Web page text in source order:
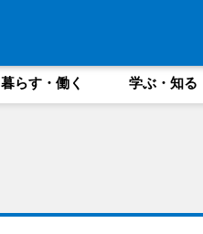
暮らす・働く 学ぶ・知る